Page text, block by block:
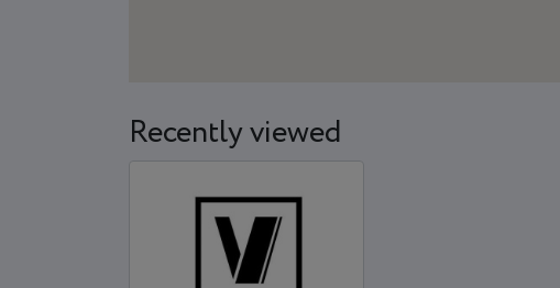
Recently viewed